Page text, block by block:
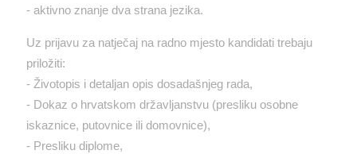
- aktivno znanje dva strana jezika.
Uz prijavu za natječaj na radno mjesto kandidati trebaju
priložiti:
- Životopis i detaljan opis dosadašnjeg rada,
- Dokaz o hrvatskom državljanstvu (presliku osobne
iskaznice, putovnice ili domovnice),
- Presliku diplome,